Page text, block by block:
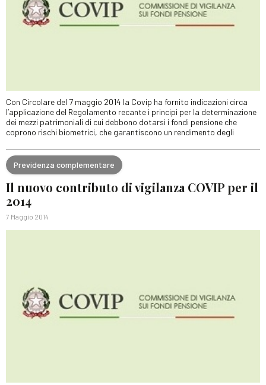
Con Circolare del 7 maggio 2014 la Covip ha fornito indicazioni circa
l’applicazione del Regolamento recante i principi per la determinazione
dei mezzi patrimoniali di cui debbono dotarsi i fondi pensione che
coprono rischi biometrici, che garantiscono un rendimento degli
Previdenza complementare
Il nuovo contributo di vigilanza COVIP per il
2014
7 Maggio 2014